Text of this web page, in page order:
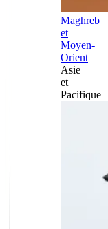
Maghreb
et
Moyen-
Orient
Asie
et
Pacifique